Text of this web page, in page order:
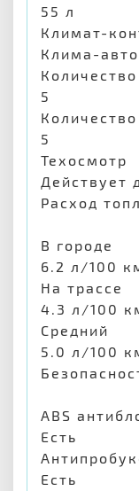
55 л
Климат-
Клима-
5
5
Техосмотр
Действует
Расход
В городе
6.2 л/100
На трассе
4.3 л/100
Средний
5.0 л/100
ABS
Есть
Есть